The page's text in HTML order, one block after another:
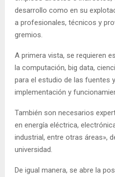
desarrollo como en su
a profesionales, técnicos y
gremios.
A primera vista, se requieren
la computación, big data,
para el estudio de las fuentes
implementación y
También son necesarios
en energía eléctrica,
industrial, entre otras áreas»,
universidad.
De igual manera, se abre la